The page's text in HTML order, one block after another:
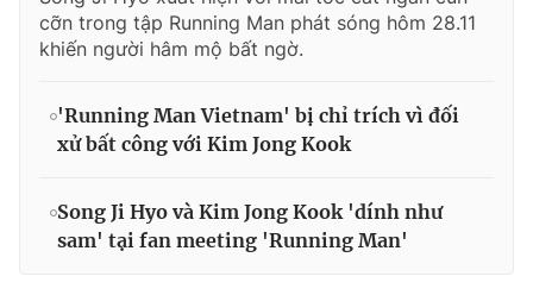
cỡn trong tập Running Man phát sóng hôm 28.11
khiến người hâm mộ bất ngờ.
'Running Man Vietnam' bị chỉ trích vì đối
xử bất công với Kim Jong Kook
Song Ji Hyo và Kim Jong Kook 'dính như
sam' tại fan meeting 'Running Man'